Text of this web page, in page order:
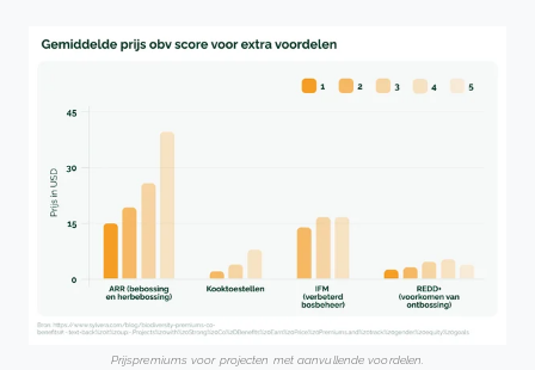
Prijspremiums voor projecten met aanvullende voordelen.